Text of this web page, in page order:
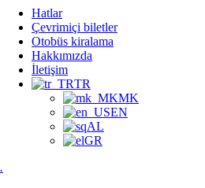
Hatlar
Çevrimiçi biletler
Otobüs kiralama
Hakkımızda
İletişim
TR
MK
EN
AL
GR
.